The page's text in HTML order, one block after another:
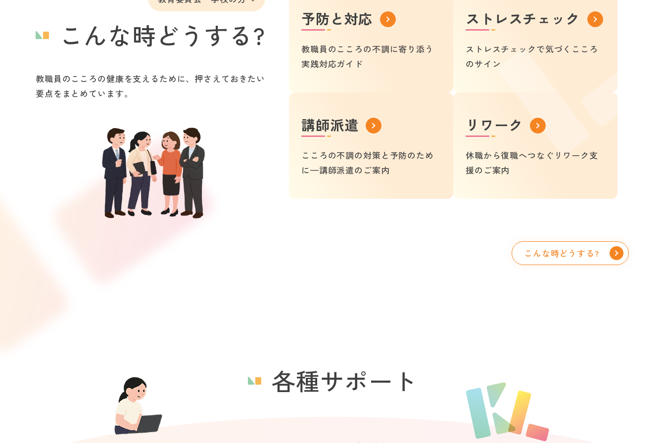
こんな時どうする?
教職員のこころの健康を支えるために、押さえておきたい
要点をまとめています。
予防と対応
教職員のこころの不調に寄り添う
実践対応ガイド
ストレスチェック
ストレスチェックで気づくこころ
のサイン
講師派遣
こころの不調の対策と予防のため
に—講師派遣のご案内
リワーク
休職から復職へつなぐリワーク支
援のご案内
こんな時どうする?
各種サポート